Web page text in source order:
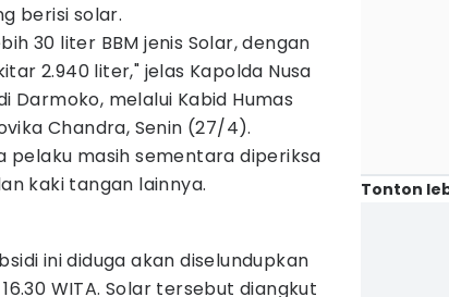
berisi solar.
30 liter BBM jenis Solar, dengan
2.940 liter," jelas Kapolda Nusa
Darmoko, melalui Kabid Humas
Chandra, Senin (27/4).
pelaku masih sementara diperiksa
kaki tangan lainnya.
ini diduga akan diselundupkan
WITA. Solar tersebut diangkut
Tonton